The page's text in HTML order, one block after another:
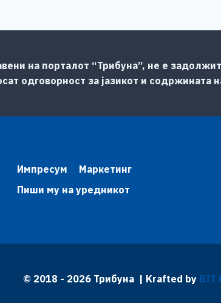
на порталот “Трибуна”, не е
одговорност за јазикот и содржината
Импресум
Маркетинг
Пиши му на уредникот
© 2018 - 2026 Трибуна | Krafted by BIT